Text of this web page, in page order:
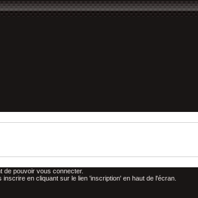
de pouvoir vous connecter.
en cliquant sur le lien 'inscription' en haut de l'écran.